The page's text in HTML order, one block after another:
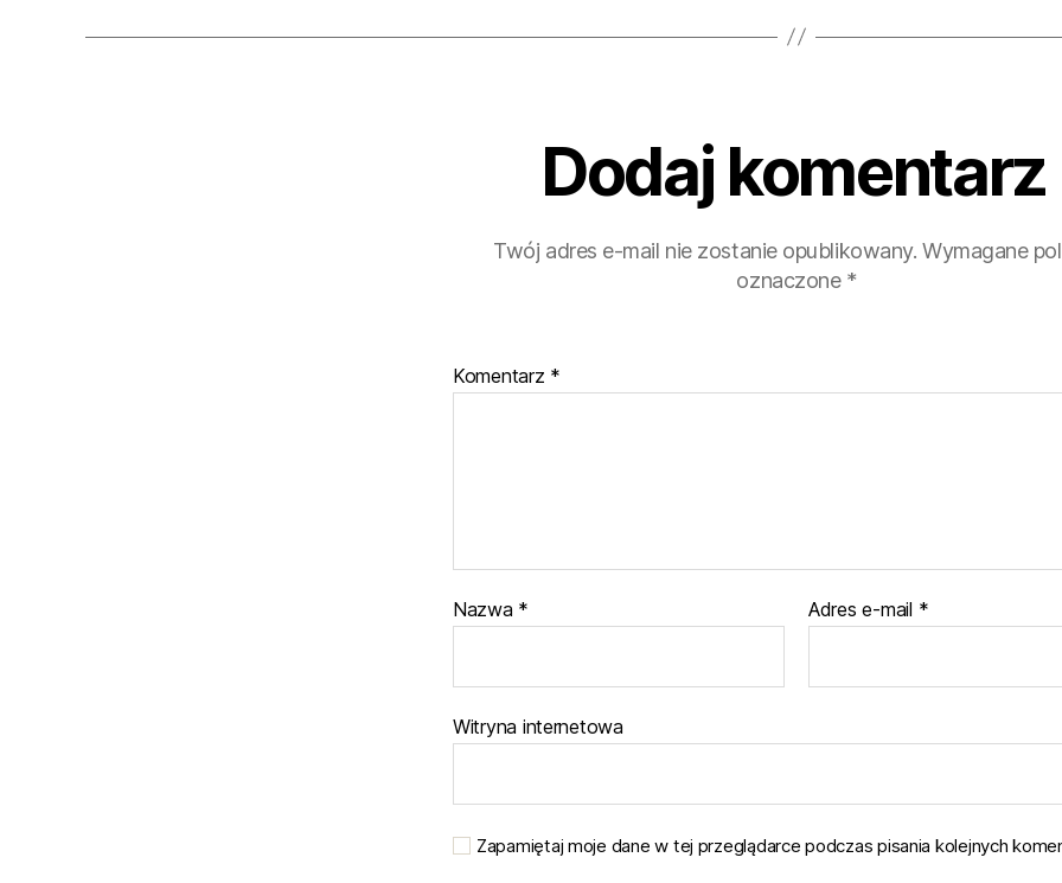
Dodaj komentarz
Twój adres e-mail nie zostanie opublikowany. Wymagane
oznaczone *
Komentarz *
Nazwa * Adres e-mail *
Witryna internetowa
Zapamiętaj moje dane w tej przeglądarce podczas pisania kolejnych